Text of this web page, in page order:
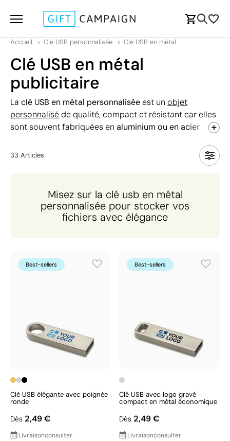
Accueil Clé USB personnalisée Clé USB en métal
Clé USB en métal
publicitaire
La clé USB en métal personnaliséeest un objet
personnaliséde qualité, compact et résistant car elles
sont souvent fabriquées en aluminium ou en acier
les à votre image grâce à une
gravure au laser ou une
ajouté à votre trousseau de clés sans risque de la
perdre. Choisissez parmi nos produits exclusifs allant
2 à 256 Goselon vos besoins. Offrez à vos clients
et partenaires un objet publicitaire pratique et élégant.
33 Articles
Misez sur la clé usb en métal
personnalisée pour stocker vos
fichiers avec élégance
Best-sellers
Clé USB élégante avec poignée
ronde
Dès 2,49 €
Livraisonconsulter
Best-sellers
Clé USB avec logo gravé
compact en métal économique
Dès 2,49 €
Livraisonconsulter